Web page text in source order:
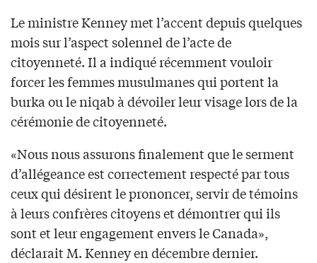
Le ministre Kenney met l’accent depuis quelques
mois sur l’aspect solennel de l’acte de
citoyenneté. Il a indiqué récemment vouloir
forcer les femmes musulmanes qui portent la
burka ou le niqab à dévoiler leur visage lors de la
cérémonie de citoyenneté.
«Nous nous assurons finalement que le serment
d’allégeance est correctement respecté par tous
ceux qui désirent le prononcer, servir de témoins
à leurs confrères citoyens et démontrer qui ils
sont et leur engagement envers le Canada»,
déclarait M. Kenney en décembre dernier.